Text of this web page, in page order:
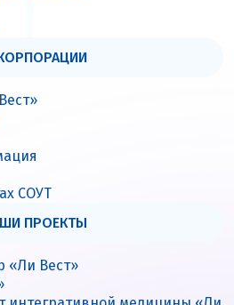
СОУТ
ПРОЕКТЫ
«Ли Вест»